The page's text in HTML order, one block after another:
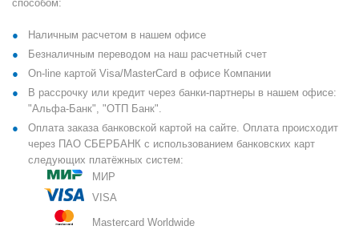
способом:
Наличным расчетом в нашем офисе
Безналичным переводом на наш расчетный счет
On-line картой Visa/MasterCard в офисе Компании
В рассрочку или кредит через банки-партнеры в нашем офисе:
"Альфа-Банк", "ОТП Банк".
Оплата заказа банковской картой на сайте. Оплата происходит
через ПАО СБЕРБАНК с использованием банковских карт
следующих платёжных систем:
МИР
VISA
Mastercard Worldwide